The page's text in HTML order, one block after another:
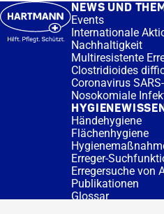
NEWS UND
Events
Internationale
Nachhaltigkeit
Multiresistente
Clostridioides
Coronavirus
Nosokomiale
Händehygiene
Flächenhygiene
Erreger-
Erregersuche von
Publikationen
Glossar